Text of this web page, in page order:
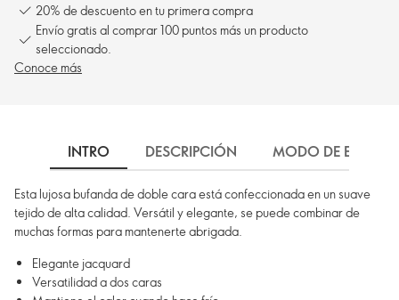
20% de descuento en tu primera compra
Envío gratis al comprar 100 puntos más un producto
seleccionado.
Conoce más
INTRO DESCRIPCIÓN MODO DE EMPLEO
Esta lujosa bufanda de doble cara está confeccionada en un suave
tejido de alta calidad. Versátil y elegante, se puede combinar de
muchas formas para mantenerte abrigada.
Elegante jacquard
Versatilidad a dos caras